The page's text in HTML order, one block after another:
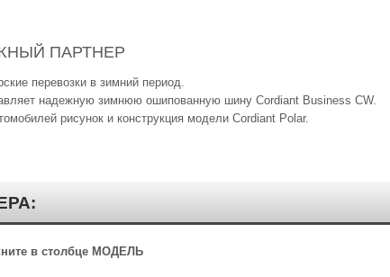
ПАРТНЕР
перевозки в зимний период.
надежную зимнюю ошипованную шину Cordiant Business CW.
рисунок и конструкция модели Cordiant Polar.
в столбце МОДЕЛЬ